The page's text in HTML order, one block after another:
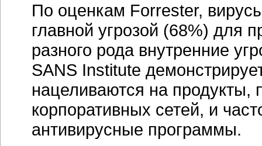
По оценкам Forrester,
главной угрозой (68%) для
разного рода внутренние
SANS Institute
нацеливаются на
корпоративных сетей, и
антивирусные программы.